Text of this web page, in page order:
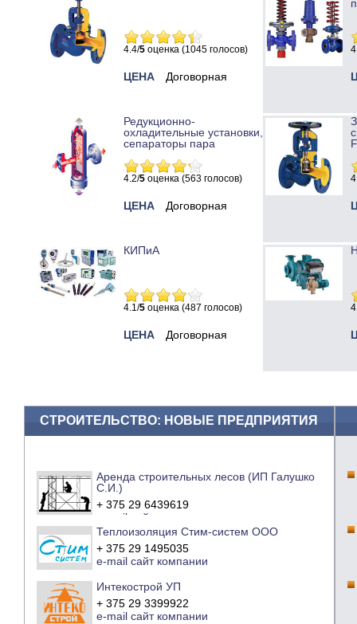
4.4/5 оценка (1045 голосов)
ЦЕНА Договорная
Редукционно-
охладительные установки,
сепараторы пара
4.2/5 оценка (563 голосов)
ЦЕНА Договорная
КИПиА
4.1/5 оценка (487 голосов)
ЦЕНА Договорная
СТРОИТЕЛЬСТВО: НОВЫЕ ПРЕДПРИЯТИЯ
Аренда строительных лесов (ИП Галушко
С.И.)
+ 375 29 6439619
e-mail
сайт компании
Теплоизоляция Стим-систем ООО
+ 375 29 1495035
e-mail сайт компании
Интекострой УП
+ 375 29 3399922
e-mail сайт компании